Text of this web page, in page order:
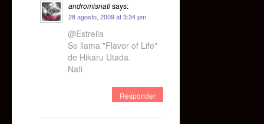
andromisnatisays:
28 agosto, 2009 at 3:34 pm
@Estrella
Se llama "Flavor of Life"
de Hikaru Utada.
Nati
Responder